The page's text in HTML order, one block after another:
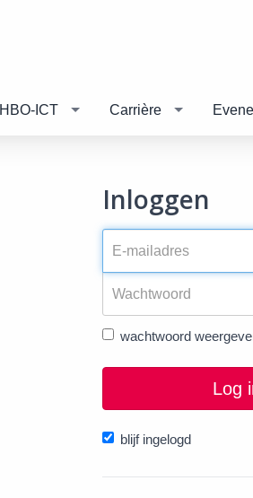
HBO-ICT Carrière
Inloggen
wachtwoord
Log
blijf ingelogd